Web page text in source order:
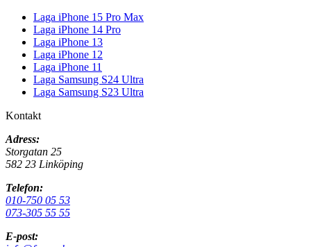
Laga iPhone 15 Pro Max
Laga iPhone 14 Pro
Laga iPhone 13
Laga iPhone 12
Laga iPhone 11
Laga Samsung S24 Ultra
Laga Samsung S23 Ultra
Kontakt
Adress:
Storgatan 25
582 23 Linköping
Telefon:
010-750 05 53
073-305 55 55
E-post: